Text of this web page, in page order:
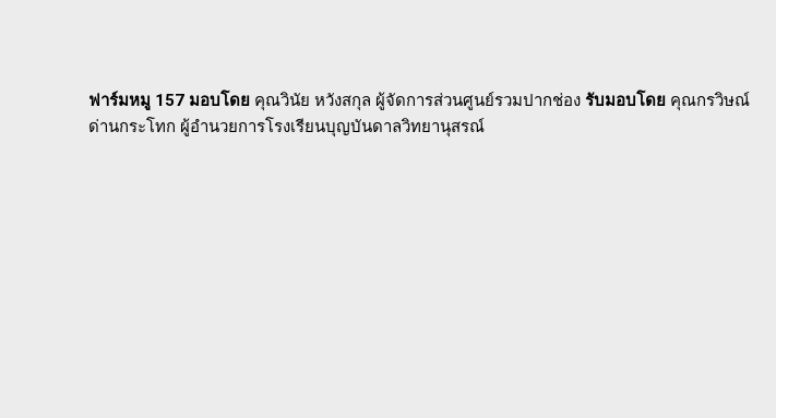
ฟาร์มหมู 157 มอบโดย คุณวินัย หวังสกุล ผู้จัดการส่วนศูนย์รวมปากช่อง รับมอบโดย คุณกรวิษณ์
ด่านกระโทก ผู้อำนวยการโรงเรียนบุญบันดาลวิทยานุสรณ์